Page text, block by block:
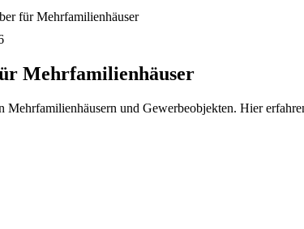
für Mehrfamilienhäuser
Mehrfamilienhäuser
und Gewerbeobjekten. Hier